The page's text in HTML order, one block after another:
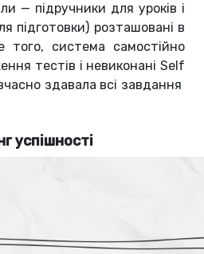
— підручники для уроків і
підготовки) розташовані в
того, система самостійно
тестів і невиконані Self
здавала всі завдання
успішності